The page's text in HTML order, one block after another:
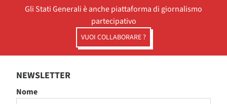
Gli Stati Generali è anche piattaforma di giornalismo
partecipativo
VUOI COLLABORARE ?
NEWSLETTER
Nome